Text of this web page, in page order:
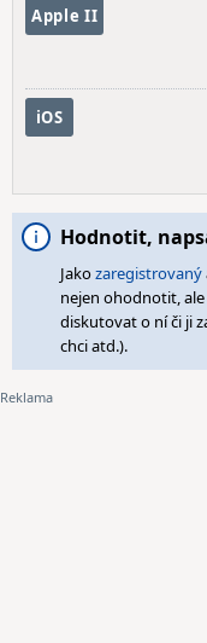
Apple II
iOS
Hodnotit,
Jakozaregistrovaný
nejen ohodnotit,
diskutovat o ní či ji
chci atd.).